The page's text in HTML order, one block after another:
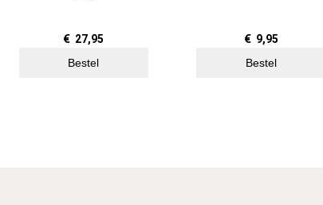
€ 27,95
Bestel
€ 9,95
Bestel